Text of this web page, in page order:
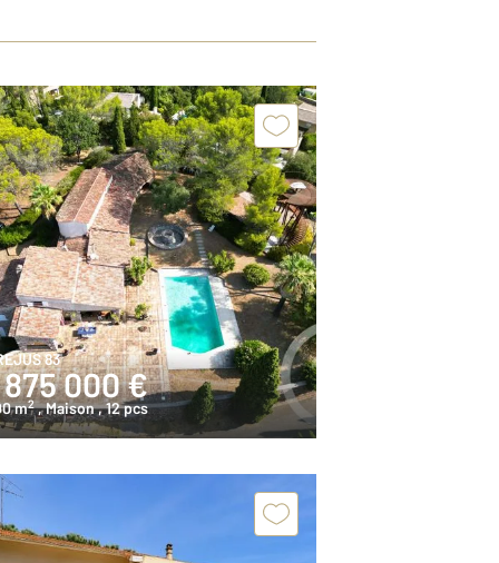
83
875 000 €
m2 , Maison, 12 pcs